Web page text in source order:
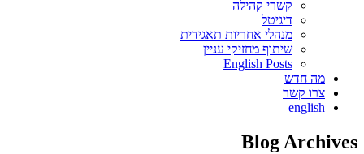
קשרי קהילה
דיגיטל
מנהלי אחריות תאגידית
שיתוף מחזיקי עניין
English Posts
מה חדש
צרו קשר
english
Blog Archives